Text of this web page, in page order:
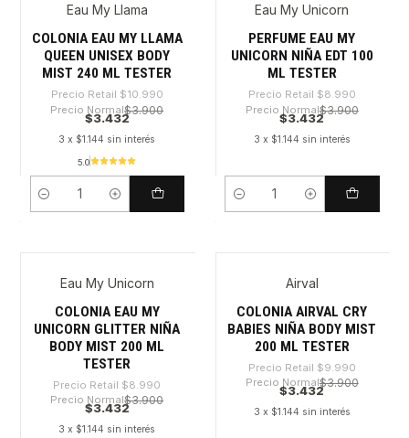
-68%Eau My Llama
COLONIA EAU MY LLAMA
QUEEN UNISEX BODY
MIST 240 ML TESTER
Precio Retail $10.990
Precio Normal$3.900
$3.432
3 x $1.144 sin interés
5.0
Cantidad
-61%Eau My Unicorn
PERFUME EAU MY
UNICORN NIÑA EDT 100
ML TESTER
Precio Retail $8.990
Precio Normal$3.900
$3.432
3 x $1.144 sin interés
Cantidad
-61%Eau My Unicorn
COLONIA EAU MY
UNICORN GLITTER NIÑA
BODY MIST 200 ML
TESTER
Precio Retail $8.990
Precio Normal$3.900
$3.432
3 x $1.144 sin interés
Airval
COLONIA AIRVAL CRY
BABIES NIÑA BODY MIST
200 ML TESTER
Precio Retail $9.990
Precio Normal$3.900
$3.432
3 x $1.144 sin interés